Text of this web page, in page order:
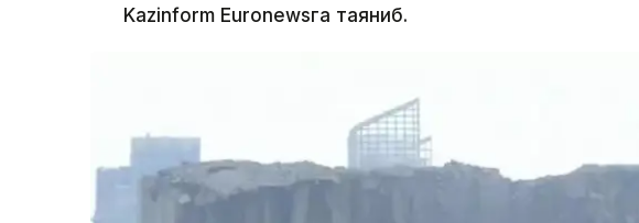
Kazinform Еuronewsга таяниб.